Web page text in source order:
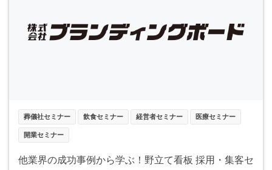
葬儀社セミナー 飲食セミナー 経営者セミナー 医療セミナー
開業セミナー
他業界の成功事例から学ぶ！野立て看板 採用・集客セ